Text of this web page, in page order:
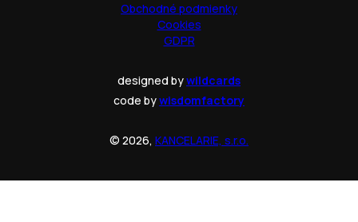
Obchodné podmienky
Cookies
GDPR
designed bywildcards
code bywisdomfactory
© 2026, KANCELARIE, s.r.o.